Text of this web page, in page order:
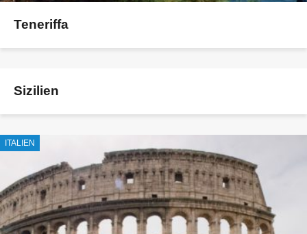
Teneriffa
Sizilien
ITALIEN